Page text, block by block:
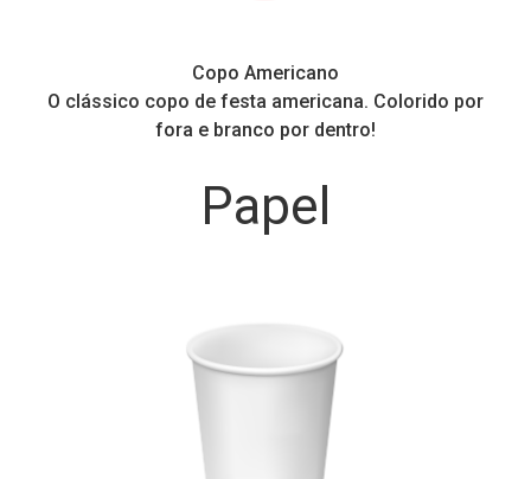
Copo Americano
O clássico copo de festa americana. Colorido por
fora e branco por dentro!
Papel